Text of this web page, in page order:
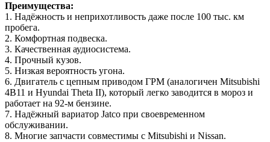
Преимущества:
1. Надёжность и неприхотливость даже после 100 тыс. км
пробега.
2. Комфортная подвеска.
3. Качественная аудиосистема.
4. Прочный кузов.
5. Низкая вероятность угона.
6. Двигатель с цепным приводом ГРМ (аналогичен Mitsubishi
4B11 и Hyundai Theta II), который легко заводится в мороз и
работает на 92-м бензине.
7. Надёжный вариатор Jatco при своевременном
обслуживании.
8. Многие запчасти совместимы с Mitsubishi и Nissan.